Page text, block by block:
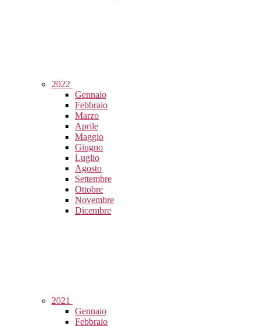
2022
Gennaio
Febbraio
Marzo
Aprile
Maggio
Giugno
Luglio
Agosto
Settembre
Ottobre
Novembre
Dicembre
2021
Gennaio
Febbraio